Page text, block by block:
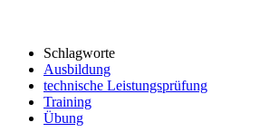
Schlagworte
Ausbildung
technische Leistungsprüfung
Training
Übung